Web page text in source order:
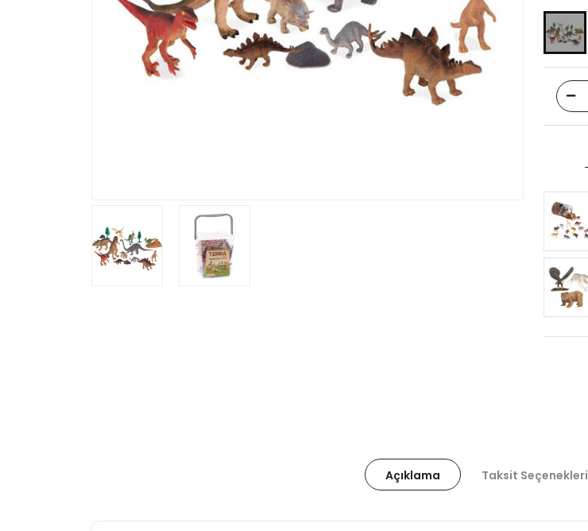
Açıklama Taksit Seçenekleri